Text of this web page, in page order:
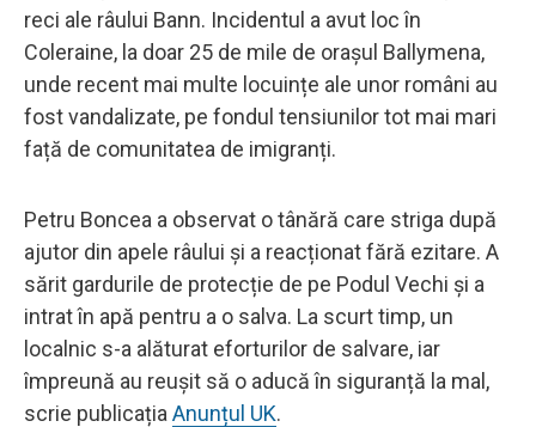
reci ale râului Bann. Incidentul a avut loc în
Coleraine, la doar 25 de mile de orașul Ballymena,
unde recent mai multe locuințe ale unor români au
fost vandalizate, pe fondul tensiunilor tot mai mari
față de comunitatea de imigranți.
Petru Boncea a observat o tânără care striga după
ajutor din apele râului și a reacționat fără ezitare. A
sărit gardurile de protecție de pe Podul Vechi și a
intrat în apă pentru a o salva. La scurt timp, un
localnic s-a alăturat eforturilor de salvare, iar
împreună au reușit să o aducă în siguranță la mal,
scrie publicația Anunțul UK.